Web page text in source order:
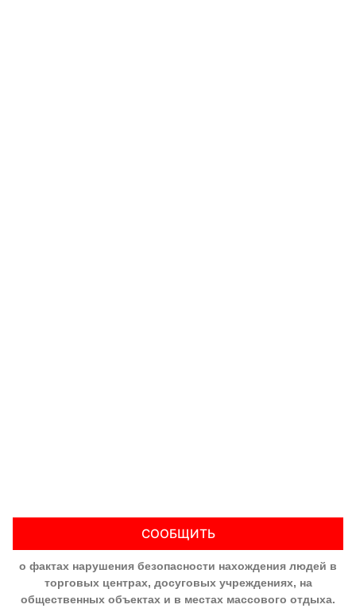
СООБЩИТЬ
о фактах нарушения безопасности нахождения людей в
торговых центрах, досуговых учреждениях, на
общественных объектах и в местах массового отдыха.